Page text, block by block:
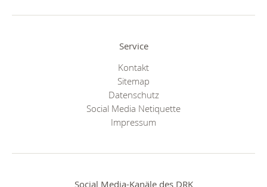
Service
Kontakt
Sitemap
Datenschutz
Social Media Netiquette
Impressum
Social Media-Kanäle des DRK